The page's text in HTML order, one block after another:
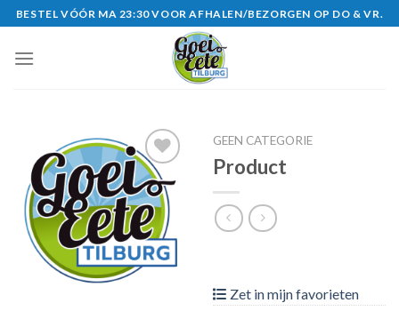
Skip
to
content
BESTEL VÓÓR MA 23:30 VOOR AFHALEN/BEZORGEN OP DO & VR.
Zet in
mijn
favorieten
GEEN CATEGORIE
Product
Zet in mijn favorieten